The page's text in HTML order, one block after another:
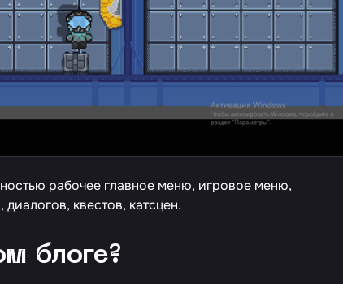
рабочее главное меню, игровое меню,
квестов, катсцен.
блоге?